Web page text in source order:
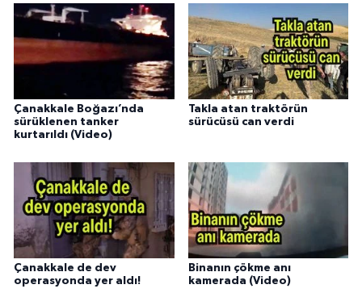
Çanakkale Boğazı’nda
sürüklenen tanker
kurtarıldı (Video)
Takla atan traktörün
sürücüsü can verdi
Çanakkale de dev
operasyonda yer aldı!
Binanın çökme anı
kamerada (Video)